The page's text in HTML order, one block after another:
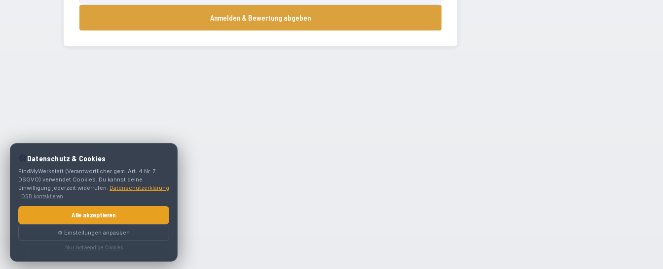
Anmelden & Bewertung abgeben
🍪 Datenschutz & Cookies
FindMyWerkstatt (Verantwortlicher gem. Art. 4 Nr. 7
DSGVO) verwendet Cookies. Du kannst deine
Einwilligung jederzeit widerrufen. Datenschutzerklärung
· DSB kontaktieren
Alle akzeptieren
⚙️ Einstellungen anpassen
Nur notwendige Cookies